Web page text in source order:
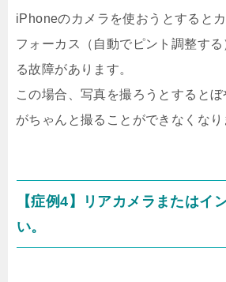
iPhoneのカメラを使おうとすると
フォーカス（自動でピント調整す
る故障があります。
この場合、写真を撮ろうとすると
がちゃんと撮ることができなくなり
【症例4】リアカメラまたはイ
い。